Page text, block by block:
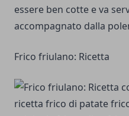
essere ben cotte e va
accompagnato dalla
Frico friulano: Ricetta